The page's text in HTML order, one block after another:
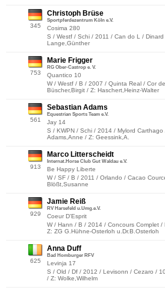
345
Christoph Brüse
Sportpferdezentrum Köln e.V.
Cosima 280
S / Westf / Schi / 2011 / Can do L /
Lange,Günther
753
Marie Frigger
RG Ober-Castrop e. V.
Quantico 10
W / Westf / B / 2007 / Quinta Real / Cor
Büscher,Birgit / Z: Haschert,Heinz-Walter
561
Sebastian Adams
Equestrian Sports Team e.V.
Jay 14
S / KWPN / Schi / 2014 / Mylord
Adams,Anne / Z: Geessink,A.
913
Marco Litterscheidt
Internat.Horse Club Gut Waldau e.V.
Be Happy Liberte
W / SF / B / 2011 / Orlando / Cacao
Blößt,Susanne
929
Jamie Reiß
RV Harsefeld u.Umg.e.V.
Coeur D'Esprit
W / Hann / B / 2014 / Concours Complet
Z: ZG G.Hühne-Osterloh u.Dr.B.Osterloh
625
Anna Duff
Bad Homburger RFV
Levinja 17
S / Old / Df / 2012 / Levisonn / Cezaro /
/ Z: Wolke,Wilhelm